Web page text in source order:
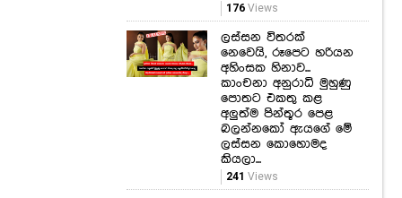
176 Views
ලස්සන විතරක්
නෙවෙයි, රූපෙට හරියන
අහිංසක හිනාව...
කාංචනා අනුරාධි මුහුණු
පොතට එකතු කළ
අලුත්ම පින්තූර පෙළ
බලන්නකෝ ඇයගේ මේ
ලස්සන කොහොමද
කියලා...
241 Views